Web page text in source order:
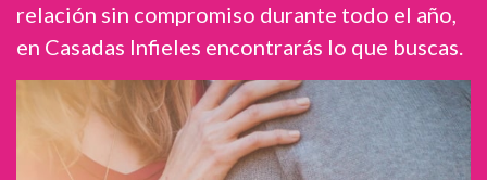
relación sin compromiso durante todo el año,
en Casadas Infieles encontrarás lo que buscas.